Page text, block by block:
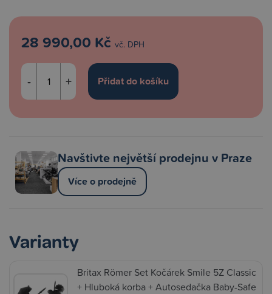
28 990,00 Kč vč. DPH
- +
Navštivte největší prodejnu v Praze
Více o prodejně
Varianty
Britax Römer Set Kočárek Smile 5Z Classic
+ Hluboká korba + Autosedačka Baby-Safe